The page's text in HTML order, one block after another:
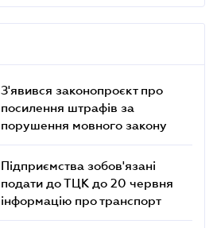
З'явився законопроєкт про
посилення штрафів за
порушення мовного закону
Підприємства зобов'язані
подати до ТЦК до 20 червня
інформацію про транспорт